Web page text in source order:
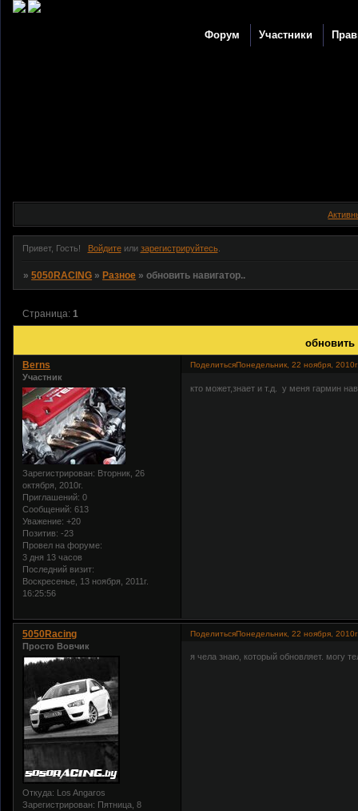
Форум Участники
Привет, Гость! Войдитеили зарегистрируйтесь.
»5050RACING » Разное »обновить навигатор..
обновить
Страница:1
ПоделитьсяПонедельник, 22 ноября,
Berns
Участник
Зарегистрирован: Вторник, 26
октября, 2010г.
Приглашений: 0
Сообщений: 613
Уважение: +20
Позитив: -23
Провел на форуме:
3 дня 13 часов
Последний визит:
Воскресенье, 13 ноября, 2011г.
16:25:56
кто может,знает и т.д. у меня гармин
ПоделитьсяПонедельник, 22 ноября,
5050Racing
Просто Вовчик
Откуда: Los Angaros
Зарегистрирован: Пятница, 8
я чела знаю, который обновляет. могу